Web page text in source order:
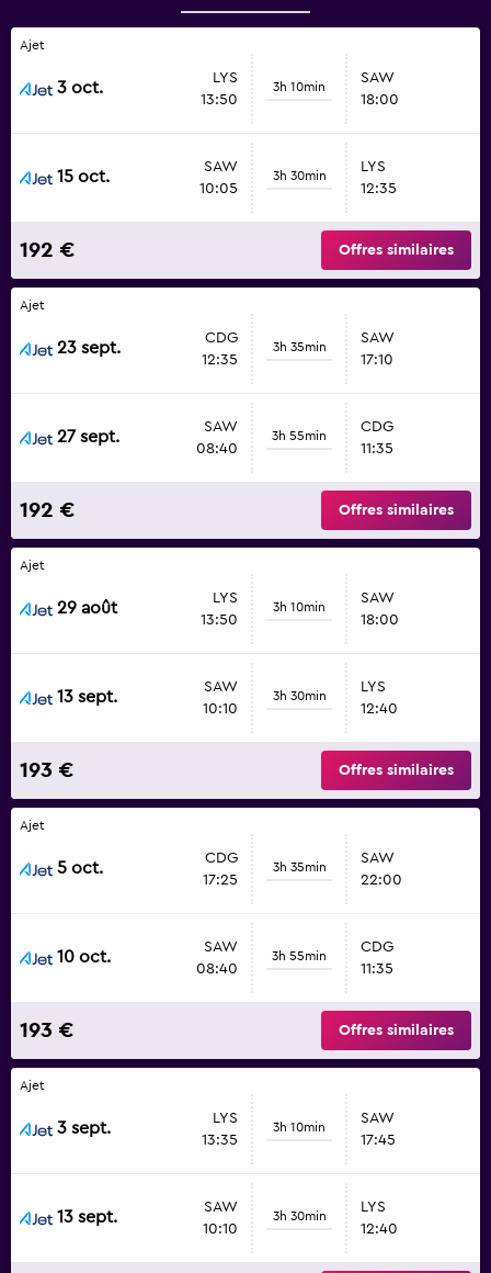
Ajet
3 oct.
LYS
13:50
3h 10min
SAW
18:00
15 oct.
SAW
10:05
3h 30min
LYS
12:35
192 € Offres similaires
Ajet
23 sept.
CDG
12:35
3h 35min
SAW
17:10
27 sept.
SAW
08:40
3h 55min
CDG
11:35
192 € Offres similaires
Ajet
29 août
LYS
13:50
3h 10min
SAW
18:00
13 sept.
SAW
10:10
3h 30min
LYS
12:40
193 € Offres similaires
Ajet
5 oct.
CDG
17:25
3h 35min
SAW
22:00
10 oct.
SAW
08:40
3h 55min
CDG
11:35
193 € Offres similaires
Ajet
3 sept.
LYS
13:35
3h 10min
SAW
17:45
13 sept.
SAW
10:10
3h 30min
LYS
12:40